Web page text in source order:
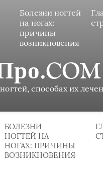
Болезни ногтей
на ногах:
причины
возникновения
способах их
БОЛЕЗНИ
НОГТЕЙ НА
НОГАХ: ПРИЧИНЫ
ВОЗНИКНОВЕНИЯ